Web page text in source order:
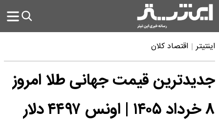
اینتیتر اقتصاد کلان
جدیدترین قیمت جهانی طلا امروز
۸ خرداد ۱۴۰۵ | اونس ۴۴۹۷ دلار